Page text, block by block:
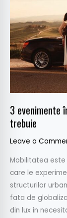
3 evenimente
trebuie
Leave a
Mobilitatea
care le
structurilor
fata de
din lux in
auto
de
închiriat
e
ce